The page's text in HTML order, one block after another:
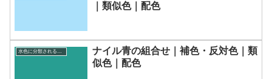
｜類似色｜配色
水色に分類される色一覧
ナイル青の組合せ｜補色・反対色｜類
似色｜配色